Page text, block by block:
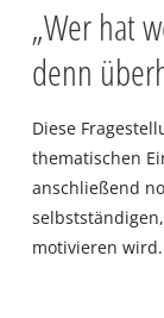
„Wer hat
denn
Diese
thematischen
anschließend
motivieren wird.